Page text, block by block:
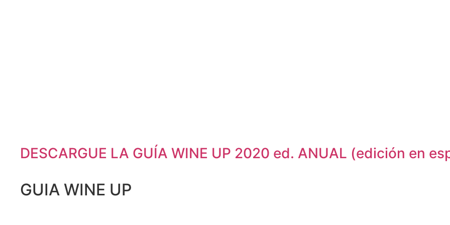
DESCARGUE LA GUÍA WINE UP 2020 ed. ANUAL (edición en
GUIA WINE UP